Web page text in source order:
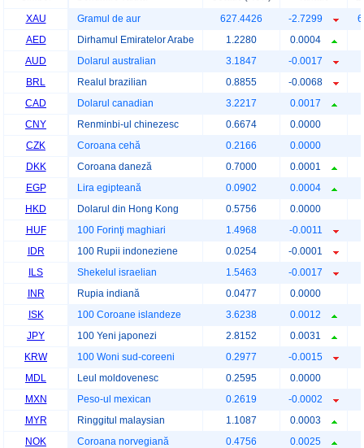
XAU Gramul de aur 627.4426 -2.7299
AED
Dirhamul Emiratelor Arabe 1.2280 0.0004
AUD
Dolarul australian 3.1847 -0.0017
BRL
Realul brazilian 0.8855 -0.0068
CAD
Dolarul canadian 3.2217 0.0017
CNY
Renminbi-ul chinezesc 0.6674 0.0000
CZK
Coroana cehă 0.2166 0.0000
DKK
Coroana daneză 0.7000 0.0001
EGP
Lira egipteană 0.0902 0.0004
HKD
Dolarul din Hong Kong 0.5756 0.0000
HUF
100 Forinţi maghiari 1.4968 -0.0011
IDR
100 Rupii indoneziene 0.0254 -0.0001
ILS
Shekelul israelian 1.5463 -0.0017
INR
Rupia indiană 0.0477 0.0000
ISK
100 Coroane islandeze 3.6238 0.0012
JPY
100 Yeni japonezi 2.8152 0.0031
KRW
100 Woni sud-coreeni 0.2977 -0.0015
MDL
Leul moldovenesc 0.2595 0.0000
MXN
Peso-ul mexican 0.2619 -0.0002
MYR
Ringgitul malaysian 1.1087 0.0003
NOK
Coroana norvegiană 0.4756 0.0025